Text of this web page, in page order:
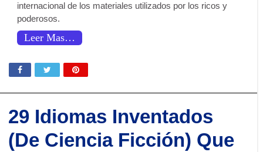
internacional de los materiales utilizados por los ricos y
poderosos.
Leer Mas…
29 Idiomas Inventados
(De Ciencia Ficción) Que